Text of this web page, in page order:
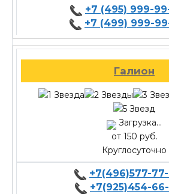
+7 (495) 999-
+7 (499) 999-
Галион
Загрузка...
от 150 руб.
Круглосуточно
+7(496)577-
+7(925)454-66-